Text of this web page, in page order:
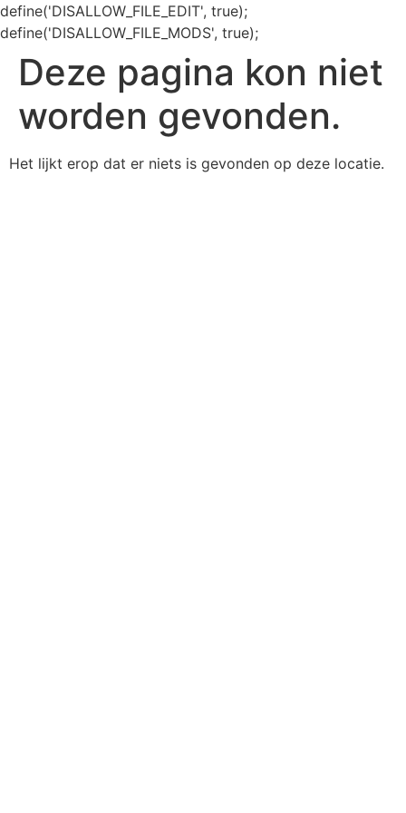
define('DISALLOW_FILE_EDIT', true);
define('DISALLOW_FILE_MODS', true);
Deze pagina kon niet
worden gevonden.
Het lijkt erop dat er niets is gevonden op deze locatie.